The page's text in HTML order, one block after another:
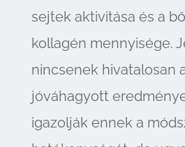
sejtek aktivitása és a
kollagén mennyisége.
nincsenek hivatalosan
jóváhagyott
igazolják ennek a